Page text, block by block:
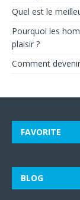
Quel est le
Pourquoi les
plaisir ?
Comment
FAVORITE
BLOG